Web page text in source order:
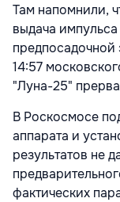
Там напомнили,
выдача
предпосадочной
14:57
"Луна-25"
В Роскосмосе
аппарата и
результатов не
фактических